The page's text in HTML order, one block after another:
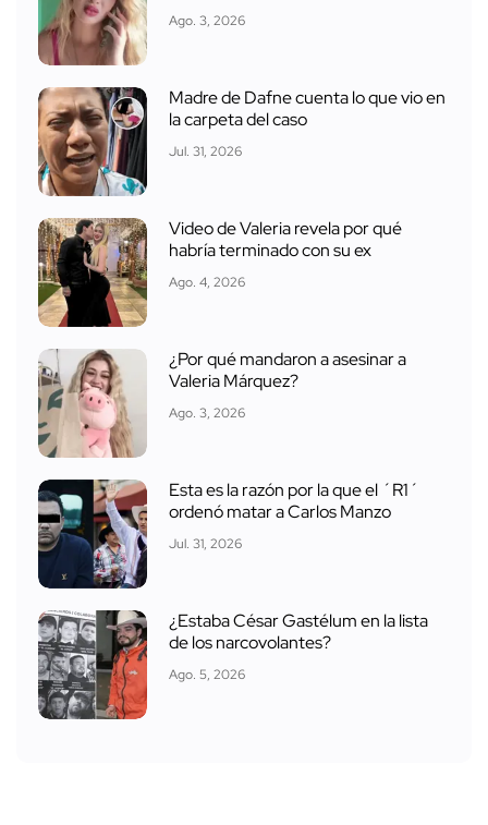
Ago. 3, 2026
Madre de Dafne cuenta lo que vio en
la carpeta del caso
Jul. 31, 2026
Video de Valeria revela por qué
habría terminado con su ex
Ago. 4, 2026
¿Por qué mandaron a asesinar a
Valeria Márquez?
Ago. 3, 2026
Esta es la razón por la que el ´R1´
ordenó matar a Carlos Manzo
Jul. 31, 2026
¿Estaba César Gastélum en la lista
de los narcovolantes?
Ago. 5, 2026